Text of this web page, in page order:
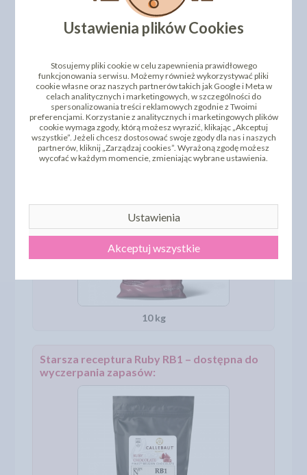
2,5 kg
10 kg
Starsza receptura Ruby RB1 – dostępna do
wyczerpania zapasów:
Ustawienia plików Cookies
Stosujemy pliki cookie w celu zapewnienia prawidłowego
funkcjonowania serwisu. Możemy również wykorzystywać pliki
cookie własne oraz naszych partnerów takich jak Google i Meta w
celach analitycznych i marketingowych, w szczególności do
spersonalizowania treści reklamowych zgodnie z Twoimi
preferencjami. Korzystanie z analitycznych i marketingowych plików
cookie wymaga zgody, którą możesz wyrazić, klikając „Akceptuj
wszystkie”. Jeżeli chcesz dostosować swoje zgody dla nas i naszych
partnerów, kliknij „Zarządzaj cookies”. Wyrażoną zgodę możesz
wycofać w każdym momencie, zmieniając wybrane ustawienia.
Ustawienia
Akceptuj wszystkie